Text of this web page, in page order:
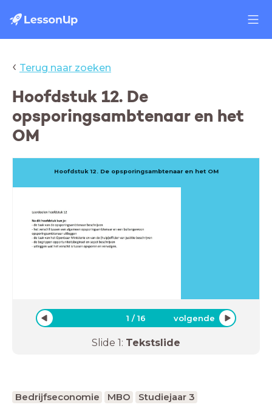
‹ Terug naar zoeken
Hoofdstuk 12. De
opsporingsambtenaar en het
OM
Hoofdstuk 12. De opsporingsambtenaar en het OM
1 /16 volgende
Slide 1: Tekstslide
Bedrijfseconomie MBO Studiejaar 3